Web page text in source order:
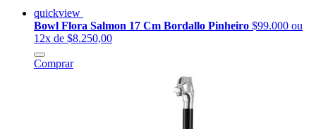
quickview
Bowl Flora Salmon 17 Cm Bordallo Pinheiro $99.000 ou
12x de $8.250,00
Comprar